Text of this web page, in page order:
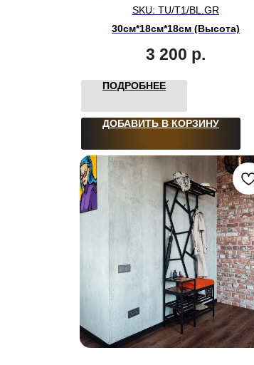
SKU: TU/T1/BL.GR
30см*18см*18см (Высота)
3 200 р.
ПОДРОБНЕЕ
ДОБАВИТЬ В КОРЗИНУ